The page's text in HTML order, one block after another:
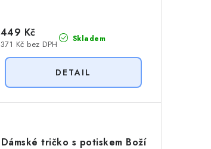
Skladem
371 Kč bez DPH
449 Kč
Dámské tričko s potiskem Boží